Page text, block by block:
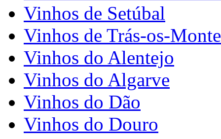
Vinhos de Setúbal
Vinhos de Trás-os-
Vinhos do Alentejo
Vinhos do Algarve
Vinhos do Dão
Vinhos do Douro